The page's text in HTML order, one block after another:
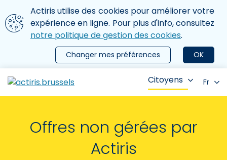
Aller au contenu principal
Nous utilisons des cookies
Actiris utilise des cookies pour améliorer votre
expérience en ligne. Pour plus d'info, consultez
notre politique de gestion des cookies.
OK
Changer mes préférences
le menu
Citoyens Fr
Offres non gérées par
Actiris